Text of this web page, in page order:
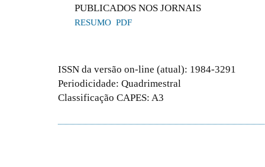
PUBLICADOS NOS JORNAIS
RESUMO PDF
ISSN da versão on-line (atual): 1984-3291
Periodicidade: Quadrimestral
Classificação CAPES: A3